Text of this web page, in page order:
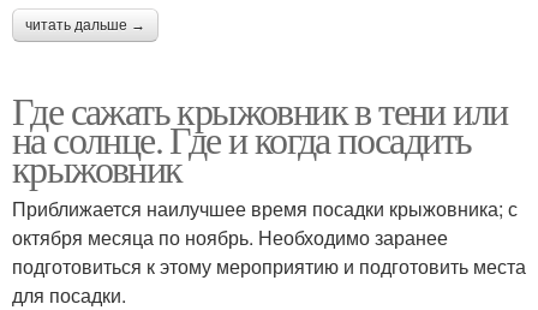
читать дальше →
Где сажать крыжовник в тени или
на солнце. Где и когда посадить
крыжовник
Приближается наилучшее время посадки крыжовника; с
октября месяца по ноябрь. Необходимо заранее
подготовиться к этому мероприятию и подготовить места
для посадки.